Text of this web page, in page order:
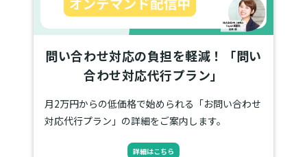
問い合わせ対応の負担を軽減！「問い
合わせ対応代行プラン」
月2万円からの低価格で始められる「お問い合わせ
対応代行プラン」の詳細をご案内します。
詳細はこちら